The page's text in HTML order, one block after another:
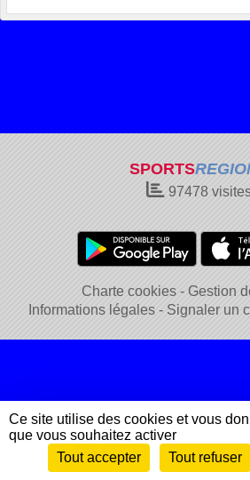
SPORTS
97478
Charte cookies
Gestion
Informations légales
Signaler un
Envie de participer ?
Ce site utilise des cookies et vous
que vous souhaitez activer
Tout accepter
Tout refuser